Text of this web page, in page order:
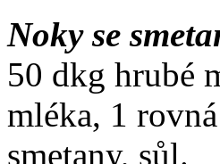
Noky se
50 dkg hrubé
mléka, 1
smetany, sůl.